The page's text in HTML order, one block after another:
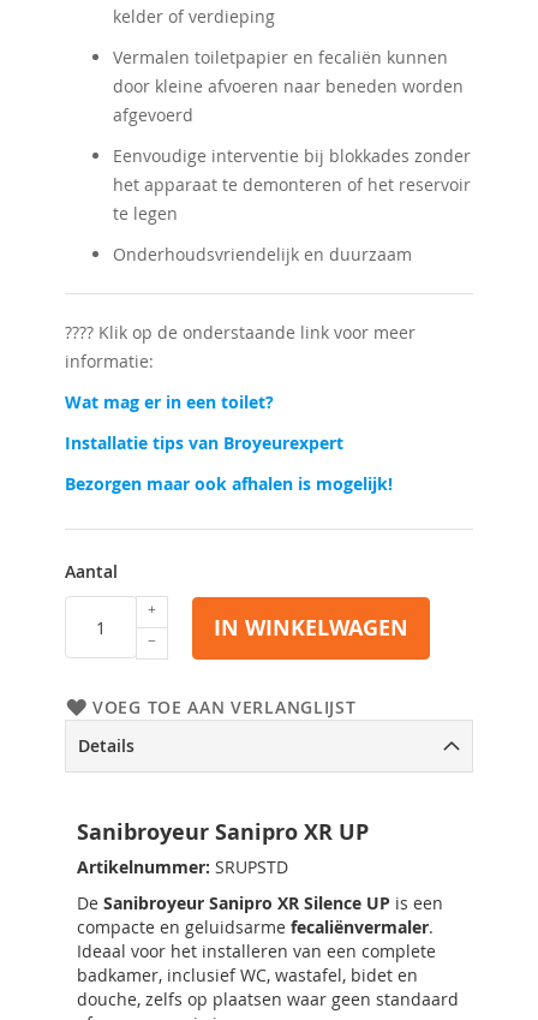
kelder of verdieping
Vermalen toiletpapier en fecaliën kunnen
door kleine afvoeren naar beneden worden
afgevoerd
Eenvoudige interventie bij blokkades zonder
het apparaat te demonteren of het reservoir
te legen
Onderhoudsvriendelijk en duurzaam
???? Klik op de onderstaande link voor meer
informatie:
Wat mag er in een toilet?
Installatie tips van Broyeurexpert
Bezorgen maar ook afhalen is mogelijk!
Aantal
IN WINKELWAGEN
VOEG TOE AAN VERLANGLIJST
Details
Sanibroyeur Sanipro XR UP
Artikelnummer: SRUPSTD
De Sanibroyeur Sanipro XR Silence UP is een
compacte en geluidsarme fecaliënvermaler.
Ideaal voor het installeren van een complete
badkamer, inclusief WC, wastafel, bidet en
douche, zelfs op plaatsen waar geen standaard